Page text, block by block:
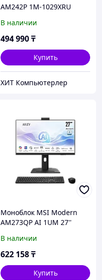
AM242P 1M-1029XRU
В наличии
494 990₸
Купить
ХИТ Компьютерлер
Моноблок MSI Modern
AM273QP AI 1UM 27''
1Tb, Non-OS, Черный
1UM-003XRU
В наличии
622 158₸
Купить